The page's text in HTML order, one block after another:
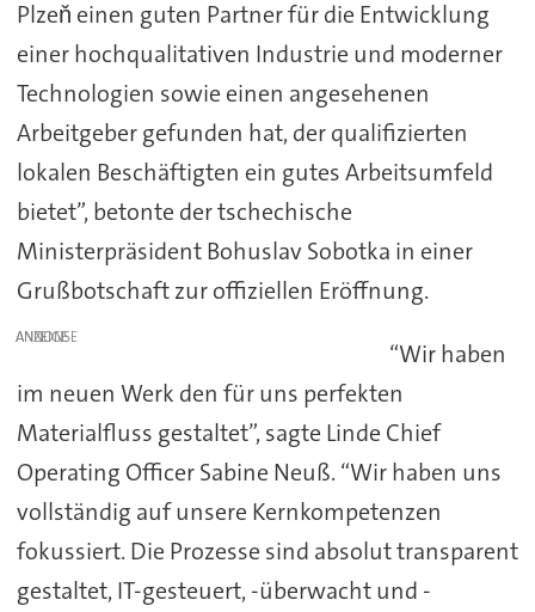
Plzeň einen guten Partner für die Entwicklung
einer hochqualitativen Industrie und moderner
Technologien sowie einen angesehenen
Arbeitgeber gefunden hat, der qualifizierten
lokalen Beschäftigten ein gutes Arbeitsumfeld
bietet”, betonte der tschechische
Ministerpräsident Bohuslav Sobotka in einer
Grußbotschaft zur offiziellen Eröffnung.
ANZEIGE
“Wir haben
im neuen Werk den für uns perfekten
Materialfluss gestaltet”, sagte Linde Chief
Operating Officer Sabine Neuß. “Wir haben uns
vollständig auf unsere Kernkompetenzen
fokussiert. Die Prozesse sind absolut transparent
gestaltet, IT-gesteuert, -überwacht und -